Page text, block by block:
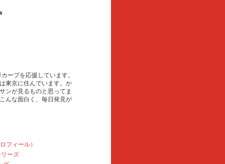
ープを応援しています。
東京に住んでいます。か
ンが見るものと思ってま
んな面白く、毎日発見が
フィール）
ーズ